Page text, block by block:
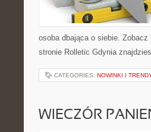
osoba dbająca o siebie.
stronie Rolletic Gdynia
CATEGORIES: NOWINKI I
WIECZÓR